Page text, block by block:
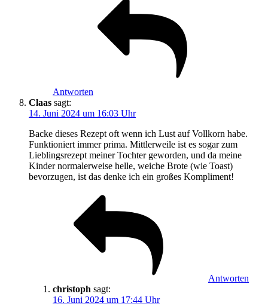
Antworten
Claas sagt:
14. Juni 2024 um 16:03 Uhr
Backe dieses Rezept oft wenn ich Lust auf Vollkorn habe.
Funktioniert immer prima. Mittlerweile ist es sogar zum
Lieblingsrezept meiner Tochter geworden, und da meine
Kinder normalerweise helle, weiche Brote (wie Toast)
bevorzugen, ist das denke ich ein großes Kompliment!
Antworten
christoph sagt:
16. Juni 2024 um 17:44 Uhr